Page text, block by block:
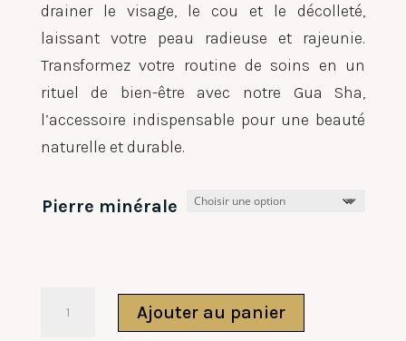
drainer le visage, le cou et le décolleté,
laissant votre peau radieuse et rajeunie.
Transformez votre routine de soins en un
rituel de bien-être avec notre Gua Sha,
l’accessoire indispensable pour une beauté
naturelle et durable.
Pierre minérale
Ajouter au panier